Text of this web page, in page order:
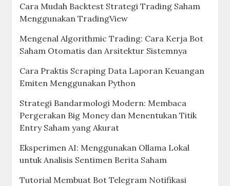
Cara Mudah Backtest Strategi Trading Saham
Menggunakan TradingView
Mengenal Algorithmic Trading: Cara Kerja Bot
Saham Otomatis dan Arsitektur Sistemnya
Cara Praktis Scraping Data Laporan Keuangan
Emiten Menggunakan Python
Strategi Bandarmologi Modern: Membaca
Pergerakan Big Money dan Menentukan Titik
Entry Saham yang Akurat
Eksperimen AI: Menggunakan Ollama Lokal
untuk Analisis Sentimen Berita Saham
Tutorial Membuat Bot Telegram Notifikasi